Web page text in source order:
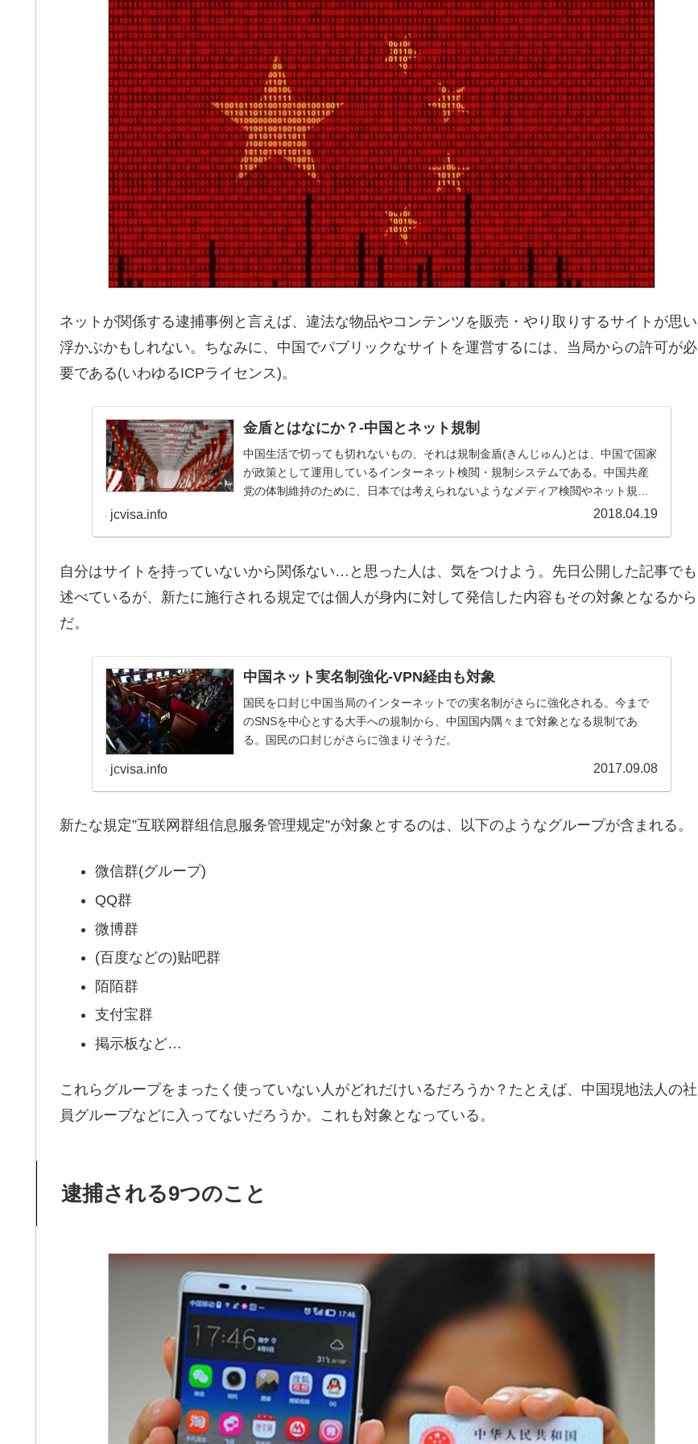
ネットが関係する逮捕事例と言えば、違法な物品やコンテンツを販売・やり取りするサイトが思い
浮かぶかもしれない。ちなみに、中国でパブリックなサイトを運営するには、当局からの許可が必
要である(いわゆるICPライセンス)。
金盾とはなにか？-中国とネット規制
中国生活で切っても切れないもの、それは規制金盾(きんじゅん)とは、中国で国家
が政策として運用しているインターネット検閲・規制システムである。中国共産
党の体制維持のために、日本では考えられないようなメディア検閲やネット規制
jcvisa.info 2018.04.19
自分はサイトを持っていないから関係ない…と思った人は、気をつけよう。先日公開した記事でも
述べているが、新たに施行される規定では個人が身内に対して発信した内容もその対象となるから
だ。
中国ネット実名制強化-VPN経由も対象
国民を口封じ中国当局のインターネットでの実名制がさらに強化される。今まで
のSNSを中心とする大手への規制から、中国国内隅々まで対象となる規制であ
る。国民の口封じがさらに強まりそうだ。
jcvisa.info 2017.09.08
新たな規定”互联网群组信息服务管理规定”が対象とするのは、以下のようなグループが含まれる。
微信群(グループ)
QQ群
微博群
(百度などの)贴吧群
陌陌群
支付宝群
掲示板など…
これらグループをまったく使っていない人がどれだけいるだろうか？たとえば、中国現地法人の社
員グループなどに入ってないだろうか。これも対象となっている。
逮捕される9つのこと